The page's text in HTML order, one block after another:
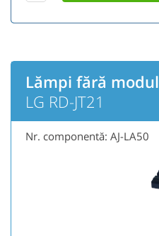
Lămpi fără modul
LG RD-JT21
Nr. componentă: AJ-LA50